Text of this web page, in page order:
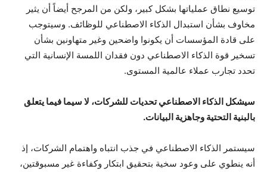
توسيع نطاق عملياتها بشكل كبير، ولكن من المرجح أيضاً أن يثير
مخاوف بشأن استبدال الذكاء الاصطناعي للوظائف. وسيتوجب
على قادة المؤسسات أن يكونوا واضحين وغير متهاونين بشأن
تسخير قوة الذكاء الاصطناعي دون فقدان اللمسة الإنسانية التي
تحدد تجارب عملاء عالمية المستوى.
سيشكل الذكاء الاصطناعي تحديات للشركات، لا سيما فيما يتعلق
بالبنية التحتية وجاهزية البيانات.
سيستمر الذكاء الاصطناعي في جذب انتباه واهتمام الشركات، إذ
أنه ينطوي على وعود سخية بتحقيق ابتكار وكفاءة غير مسبوقتين،